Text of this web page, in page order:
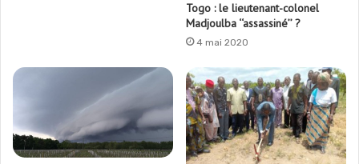
Togo : le lieutenant-colonel
Madjoulba ‘‘assassiné’’ ?
4 mai 2020